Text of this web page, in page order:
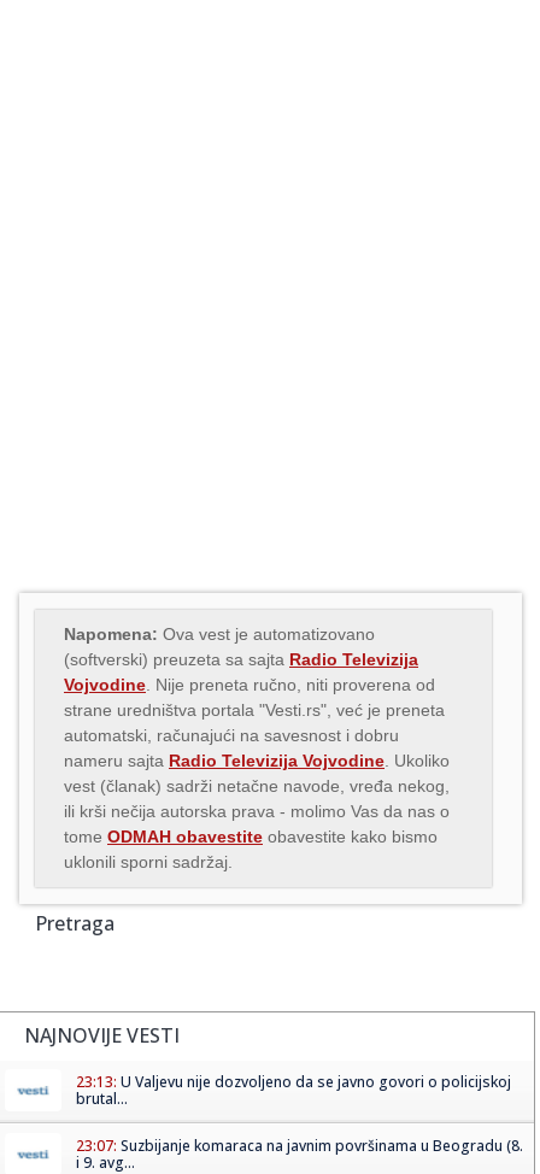
Napomena: Ova vest je automatizovano
(softverski) preuzeta sa sajta Radio Televizija
Vojvodine . Nije preneta ručno, niti proverena od
strane uredništva portala "Vesti.rs", već je preneta
automatski, računajući na savesnost i dobru
nameru sajta Radio Televizija Vojvodine . Ukoliko
vest (članak) sadrži netačne navode, vređa nekog,
ili krši nečija autorska prava - molimo Vas da nas o
tome ODMAH obavestite obavestite kako bismo
uklonili sporni sadržaj.
Pretraga
NAJNOVIJE VESTI
23:13: U Valjevu nije dozvoljeno da se javno govori o policijskoj
brutal...
23:07: Suzbijanje komaraca na javnim površinama u Beogradu (8.
i 9. avg...